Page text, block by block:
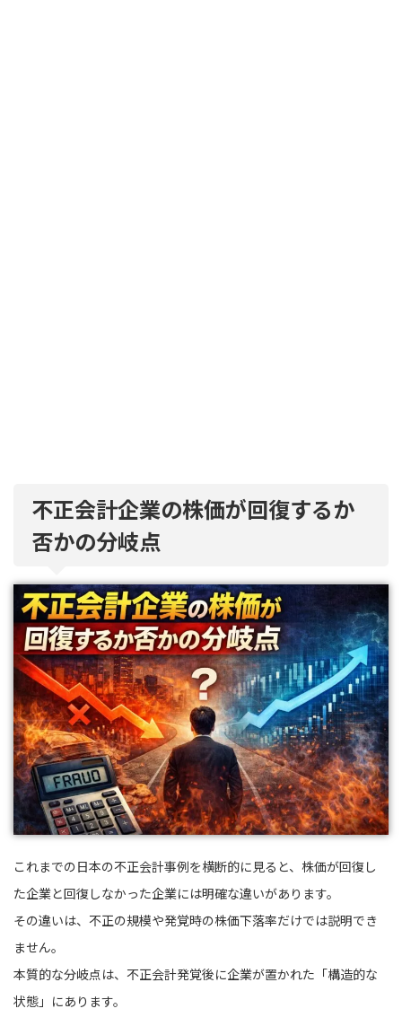
不正会計企業の株価が回復するか
否かの分岐点
これまでの日本の不正会計事例を横断的に見ると、株価が回復し
た企業と回復しなかった企業には明確な違いがあります。
その違いは、不正の規模や発覚時の株価下落率だけでは説明でき
ません。
本質的な分岐点は、不正会計発覚後に企業が置かれた「構造的な
状態」にあります。